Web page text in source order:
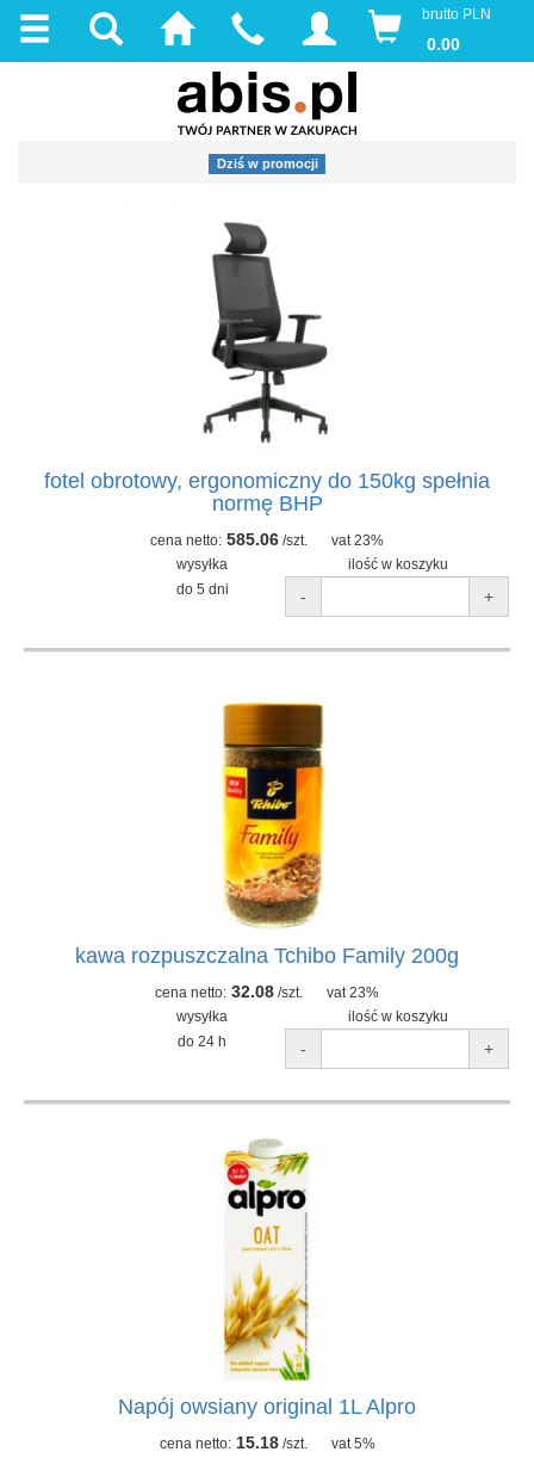
brutto PLN
0.00
Dziś w promocji
fotel obrotowy, ergonomiczny do 150kg spełnia
normę BHP
cena netto: 585.06 /szt.
vat 23%
wysyłka
ilość w koszyku
do 5 dni
- +
kawa rozpuszczalna Tchibo Family 200g
cena netto: 32.08 /szt.
vat 23%
wysyłka
ilość w koszyku
do 24 h
- +
Napój owsiany original 1L Alpro
cena netto: 15.18/szt.
vat 5%